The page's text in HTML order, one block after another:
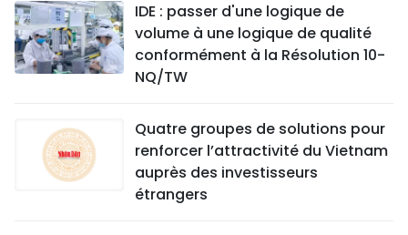
IDE : passer d'une logique de
volume à une logique de qualité
conformément à la Résolution 10-
NQ/TW
Quatre groupes de solutions pour
renforcer l’attractivité du Vietnam
auprès des investisseurs
étrangers